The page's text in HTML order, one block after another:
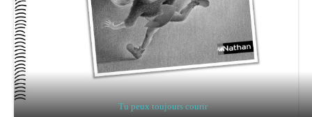
Tu peux toujours courir